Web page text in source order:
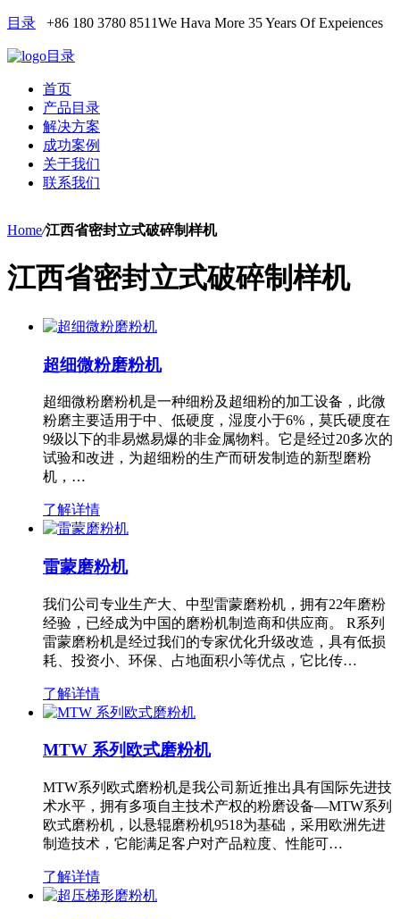
目录 +86 180 3780 8511We Hava More 35 Years Of Expeiences
目录
首页
产品目录
解决方案
成功案例
关于我们
联系我们
Home/江西省密封立式破碎制样机
江西省密封立式破碎制样机
超细微粉磨粉机
超细微粉磨粉机是一种细粉及超细粉的加工设备，此微
粉磨主要适用于中、低硬度，湿度小于6%，莫氏硬度在
9级以下的非易燃易爆的非金属物料。它是经过20多次的
试验和改进，为超细粉的生产而研发制造的新型磨粉
机，…
了解详情
雷蒙磨粉机
我们公司专业生产大、中型雷蒙磨粉机，拥有22年磨粉
经验，已经成为中国的磨粉机制造商和供应商。 R系列
雷蒙磨粉机是经过我们的专家优化升级改造，具有低损
耗、投资小、环保、占地面积小等优点，它比传…
了解详情
MTW 系列欧式磨粉机
MTW系列欧式磨粉机是我公司新近推出具有国际先进技
术水平，拥有多项自主技术产权的粉磨设备—MTW系列
欧式磨粉机，以悬辊磨粉机9518为基础，采用欧洲先进
制造技术，它能满足客户对产品粒度、性能可…
了解详情